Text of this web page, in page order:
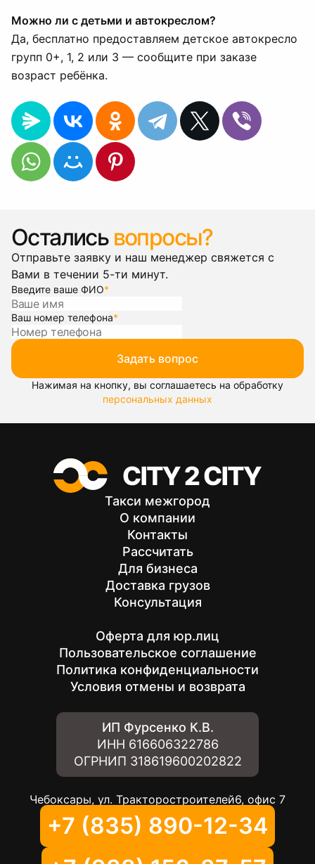
Можно ли с детьми и автокреслом?
Да, бесплатно предоставляем детское автокресло
групп 0+, 1, 2 или 3 — сообщите при заказе
возраст ребёнка.
Остались вопросы?
Отправьте заявку и наш менеджер свяжется с
Вами в течении 5-ти минут.
Введите ваше ФИО*
Ваш номер телефона*
Задать вопрос
Нажимая на кнопку, вы соглашаетесь на обработку
персональных данных
Такси межгород
О компании
Контакты
Рассчитать
Для бизнеса
Доставка грузов
Консультация
Оферта для юр.лиц
Пользовательское соглашение
Политика конфиденциальности
Условия отмены и возврата
ИП Фурсенко К.В.
ИНН 616606322786
ОГРНИП 318619600202822
Чебоксары, ул. Тракторостроителей6, офис 7
+7 (835) 890-12-34